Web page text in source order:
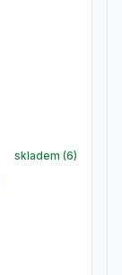
skladem (6)